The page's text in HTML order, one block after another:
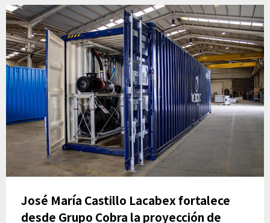
José María Castillo Lacabex fortalece
desde Grupo Cobra la proyección de